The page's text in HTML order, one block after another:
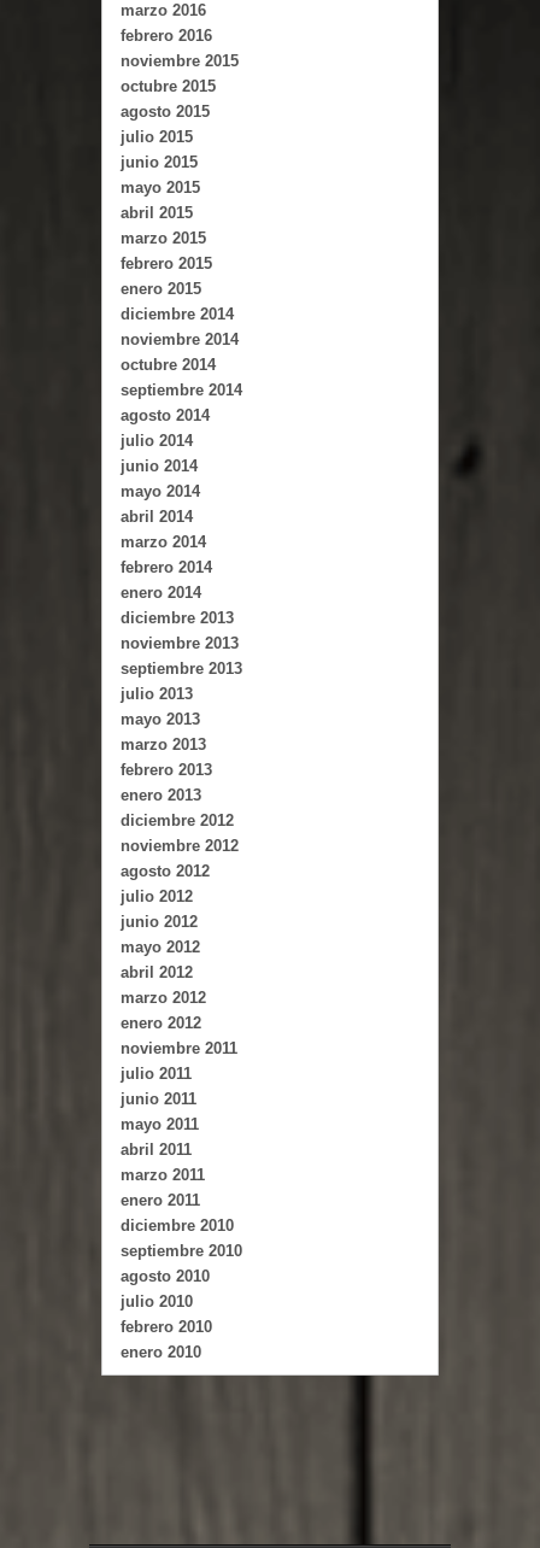
marzo 2016
febrero 2016
noviembre 2015
octubre 2015
agosto 2015
julio 2015
junio 2015
mayo 2015
abril 2015
marzo 2015
febrero 2015
enero 2015
diciembre 2014
noviembre 2014
octubre 2014
septiembre 2014
agosto 2014
julio 2014
junio 2014
mayo 2014
abril 2014
marzo 2014
febrero 2014
enero 2014
diciembre 2013
noviembre 2013
septiembre 2013
julio 2013
mayo 2013
marzo 2013
febrero 2013
enero 2013
diciembre 2012
noviembre 2012
agosto 2012
julio 2012
junio 2012
mayo 2012
abril 2012
marzo 2012
enero 2012
noviembre 2011
julio 2011
junio 2011
mayo 2011
abril 2011
marzo 2011
enero 2011
diciembre 2010
septiembre 2010
agosto 2010
julio 2010
febrero 2010
enero 2010